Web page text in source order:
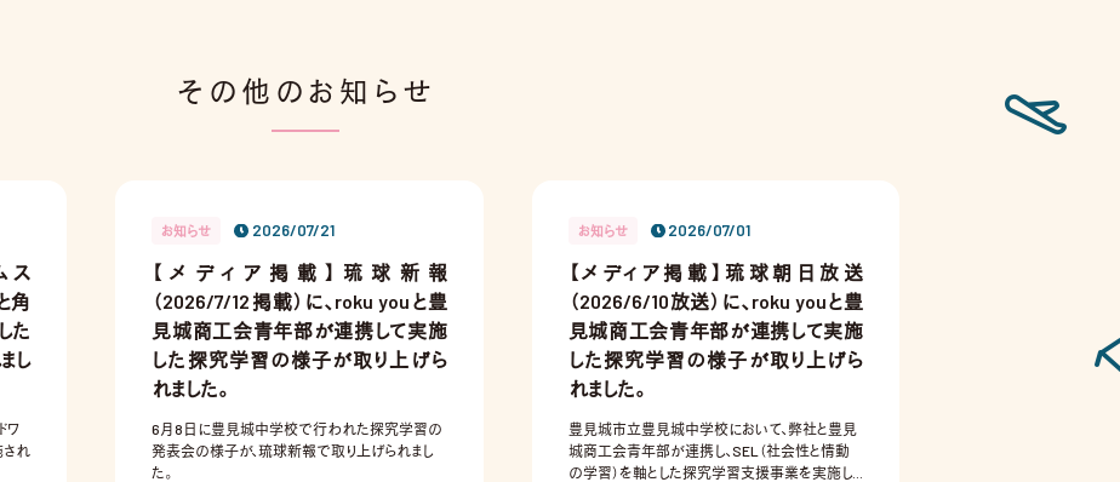
その他のお知らせ
ス
角
た
し
ワ
れ
お知らせ 2026/07/21
【メディア掲載】琉球新報
（2026/7/12掲載）に、roku youと豊
見城商工会青年部が連携して実施
した探究学習の様子が取り上げら
れました。
6月8日に豊見城中学校で行われた探究学習の
発表会の様子が、琉球新報で取り上げられまし
た。
お知らせ 2026/07/01
【メディア掲載】琉球朝日放送
（2026/6/10放送）に、roku youと豊
見城商工会青年部が連携して実施
した探究学習の様子が取り上げら
れました。
豊見城市立豊見城中学校において、弊社と豊見
城商工会青年部が連携し、SEL（社会性と情動
の学習）を軸とした探究学習支援事業を実施しま